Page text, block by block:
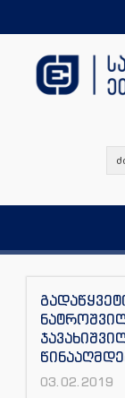
03.02.2019